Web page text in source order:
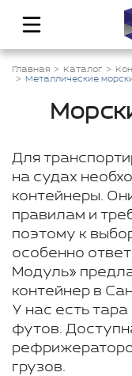
Главная Каталог
Металлические
Для
на судах
контейнеры.
правилам и
поэтому к
особенно
Модуль»
контейнер в
У нас есть
футов.
грузов.